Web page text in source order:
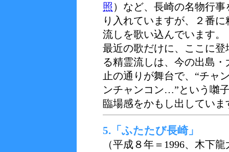
照 ）など、長崎の名物行事
り入れていますが、２番に
流しを歌い込んでいます。
最近の歌だけに、ここに登
る精霊流しは、今の出島・
止の通りが舞台で、“チャ
ンチャンコン…”という囃
臨場感をかもし出していま
5.「ふたたび長崎」
（平成８年＝1996、木下